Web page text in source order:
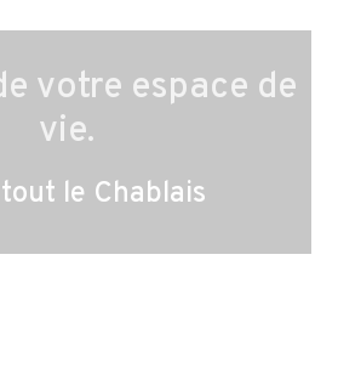
votre espace de
vie.
le Chablais